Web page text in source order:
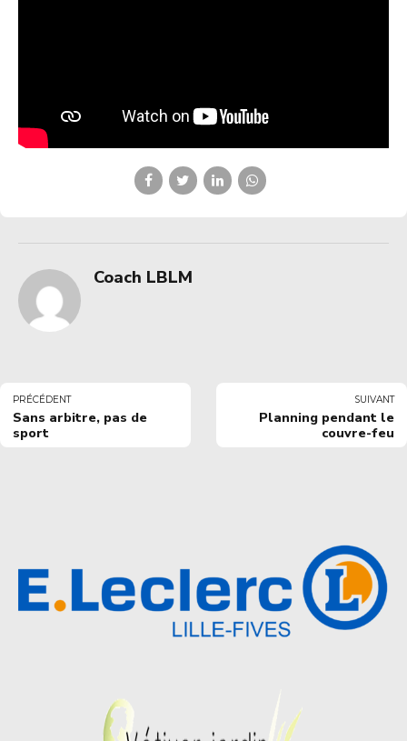
Coach LBLM
PRÉCÉDENT
Sans arbitre, pas de
sport
SUIVANT
Planning pendant le
couvre-feu